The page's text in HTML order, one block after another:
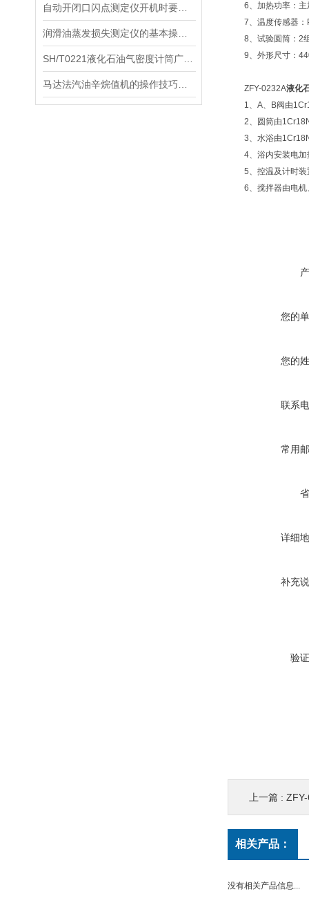
6、加热功率：主
7、温度传感器：
8、试验圆筒：2
9、外形尺寸：
ZFY-0232A液化
1、A、B阀由
2、圆筒由
3、水浴由
4、浴内安装电加
5、控温及计时装
6、搅拌器由电机
您的
您的
联系
常用
详细
补充
验
上一篇 :
相关产品：
没有相关产品信息...